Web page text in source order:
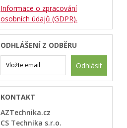
Informace o zpracování
osobních údajů (GDPR).
ODHLÁŠENÍ Z ODBĚRU
Odhlásit
KONTAKT
AZTechnika.cz
CS Technika s.r.o.